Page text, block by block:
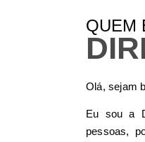
QUEM
Olá, sejam
Eu sou a
pessoas,